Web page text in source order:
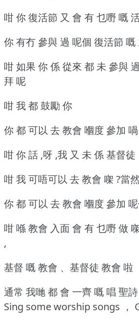
咁 你 復活節 又 會 有 乜嘢 嘅
你 有冇 參與 過 呢個 復活節 嘅
咁 如果 你 係 從來 都 未 參與
拜 呢
咁 我 都 鼓勵 你
你 都 可以 去 教會 嗰度 參加 喎
咁 你 話 ,呀 ,我 又 未 係 基督徒
咁 我 可唔可以 去 教會 㗎 ?當
你 都 可以 去 教會 嗰度 參加
咁 喺 教會 入面 會 有 乜嘢 做
,
基督 嘅 教會 、基督徒 教會 啦
通常 我哋 都 會 一齊 嘅 唱 聖
Sing some worship songs ，